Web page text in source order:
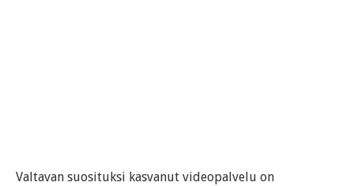
Valtavan suosituksi kasvanut videopalvelu on